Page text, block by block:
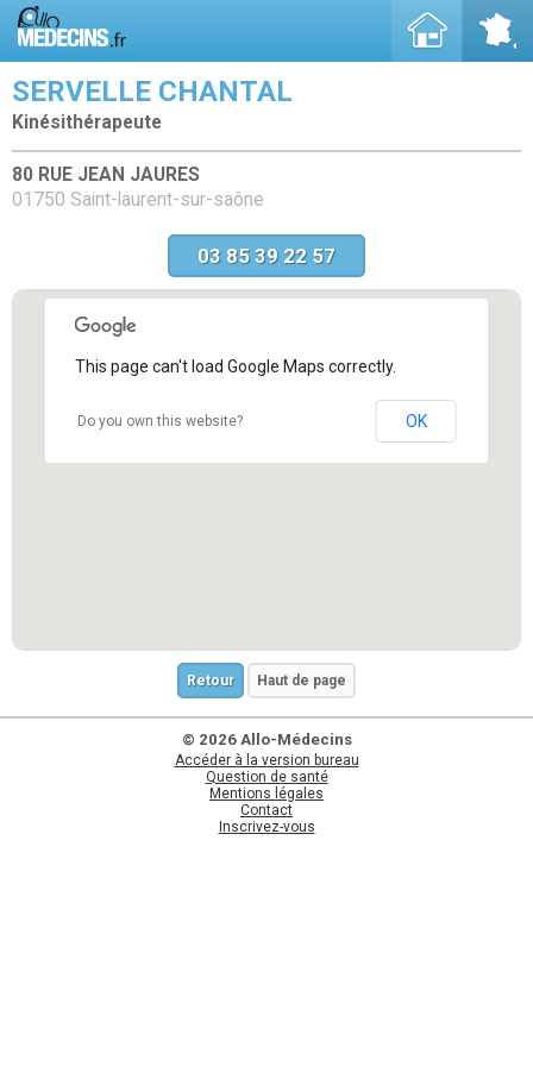
SERVELLE CHANTAL
Kinésithérapeute
80 RUE JEAN JAURES
01750 Saint-laurent-sur-saône
03 85 39 22 57
This page can't load Google Maps correctly.
Do you own this website? OK
Retour Haut de page
© 2026 Allo-Médecins
Accéder à la version bureau
Question de santé
Mentions légales
Contact
Inscrivez-vous